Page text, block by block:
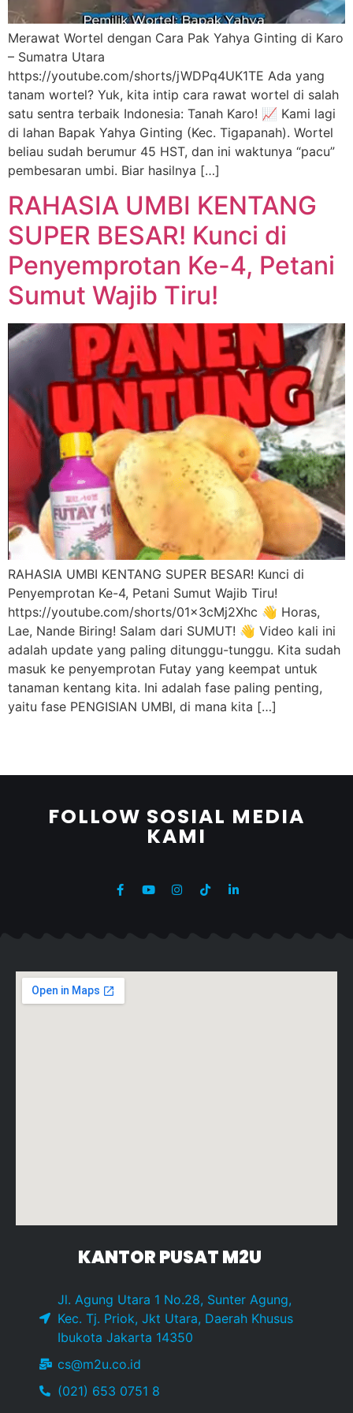
Merawat Wortel dengan Cara Pak Yahya Ginting di Karo
– Sumatra Utara
https://youtube.com/shorts/jWDPq4UK1TE Ada yang
tanam wortel? Yuk, kita intip cara rawat wortel di salah
satu sentra terbaik Indonesia: Tanah Karo! 📈 Kami lagi
di lahan Bapak Yahya Ginting (Kec. Tigapanah). Wortel
beliau sudah berumur 45 HST, dan ini waktunya “pacu”
pembesaran umbi. Biar hasilnya […]
RAHASIA UMBI KENTANG
SUPER BESAR! Kunci di
Penyemprotan Ke-4, Petani
Sumut Wajib Tiru!
RAHASIA UMBI KENTANG SUPER BESAR! Kunci di
Penyemprotan Ke-4, Petani Sumut Wajib Tiru!
https://youtube.com/shorts/01x3cMj2Xhc 👋 Horas,
Lae, Nande Biring! Salam dari SUMUT! 👋 Video kali ini
adalah update yang paling ditunggu-tunggu. Kita sudah
masuk ke penyemprotan Futay yang keempat untuk
tanaman kentang kita. Ini adalah fase paling penting,
yaitu fase PENGISIAN UMBI, di mana kita […]
FOLLOW SOSIAL MEDIA
KAMI
KANTOR PUSAT M2U
Jl. Agung Utara 1 No.28, Sunter Agung,
Kec. Tj. Priok, Jkt Utara, Daerah Khusus
Ibukota Jakarta 14350
cs@m2u.co.id
(021) 653 0751 8